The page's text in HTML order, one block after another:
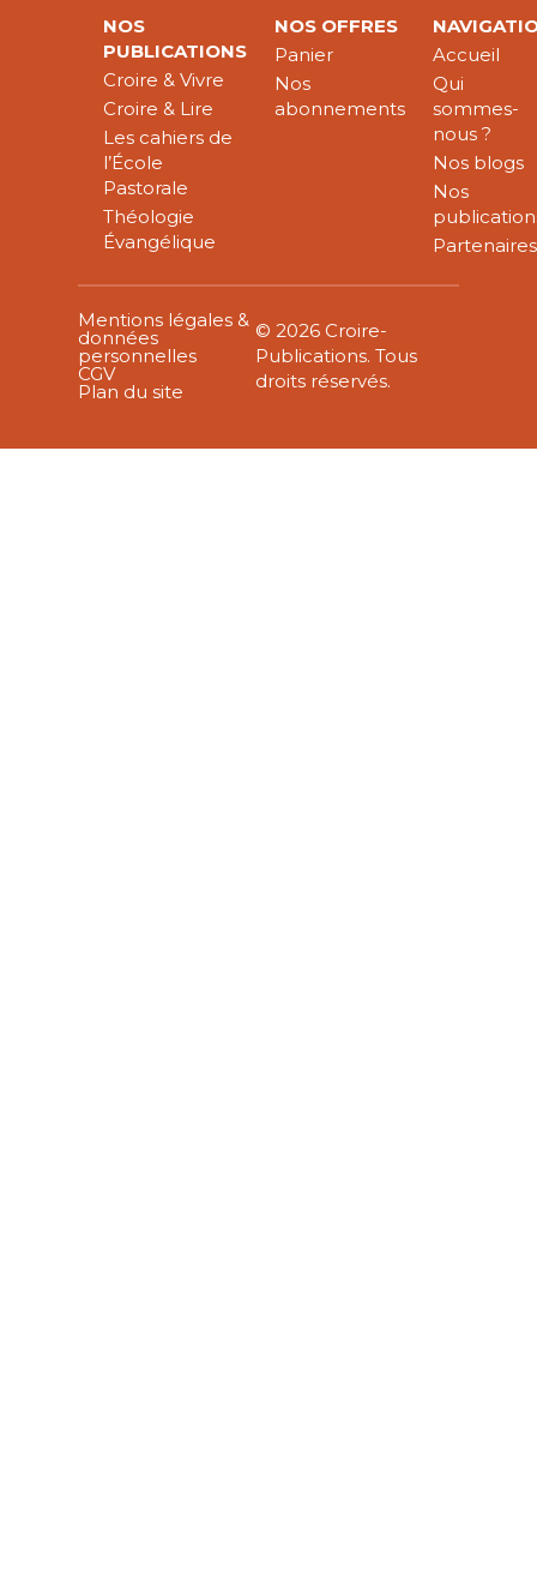
NOS
PUBLICATIONS
Croire & Vivre
Croire & Lire
Les cahiers de
l’École
Pastorale
Théologie
Évangélique
NOS OFFRES
Panier
Nos
abonnements
Accueil
Qui
sommes-
nous ?
Nos blogs
Nos
Partenaires
Mentions légales &
données
personnelles
CGV
Plan du site
© 2026 Croire-
Publications. Tous
droits réservés.